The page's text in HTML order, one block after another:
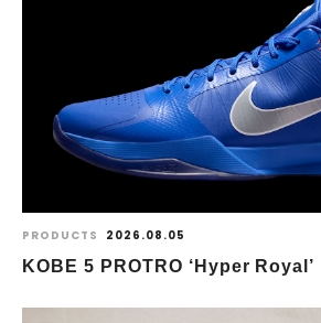
PRODUCTS 2026.08.05
KOBE 5 PROTRO ‘Hyper Royal’